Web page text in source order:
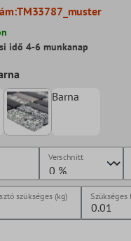
TM33787_muster
idő 4-6 munkanap
Barna
Verschnitt
szükséges (kg) Szükséges